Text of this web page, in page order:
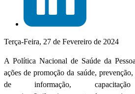
Terça-Feira, 27 de Fevereiro de 2024
A Política Nacional de Saúde da
ações de promoção da saúde,
de informação,